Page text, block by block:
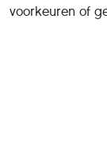
voorkeuren of